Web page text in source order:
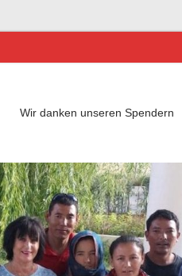
Wir danken unseren Spendern